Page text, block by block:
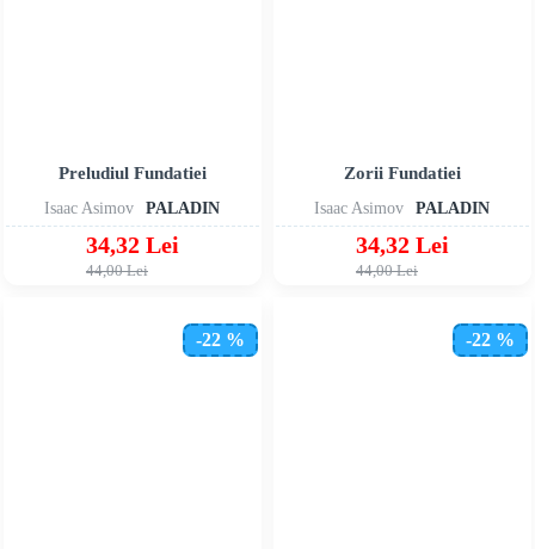
Isaac Asimov PALADIN
Preludiul Fundatiei
34,32 Lei
44,00 Lei
Isaac Asimov PALADIN
Zorii Fundatiei
34,32 Lei
44,00 Lei
-22 % -22 %